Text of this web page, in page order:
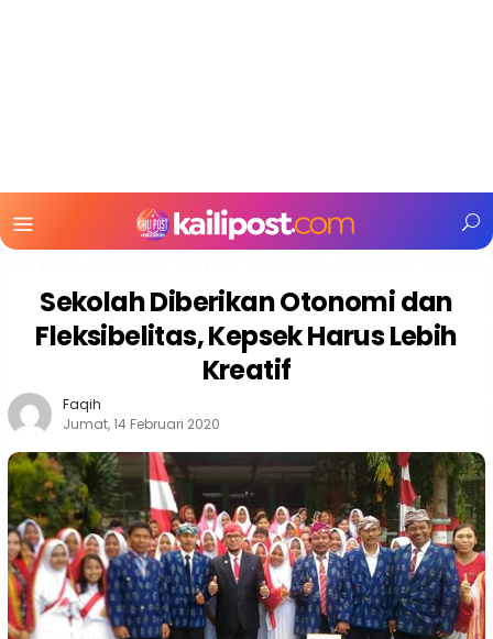
Mobile
Sekolah Diberikan Otonomi dan
Fleksibelitas, Kepsek Harus Lebih
Kreatif
Faqih
Jumat, 14 Februari 2020